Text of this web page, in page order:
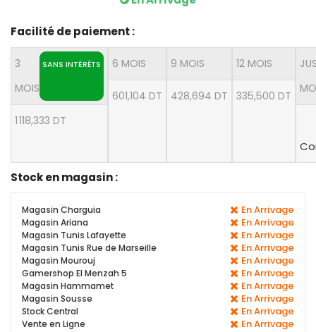
Facilité de paiement :
3
MOIS
SANS INTÉRÊTS
1 118,333 DT
6 MOIS
601,104 DT
9 MOIS
428,694 DT
12 MOIS
335,500 DT
Stock en magasin :
Magasin Charguia En Arrivage
Magasin Ariana En Arrivage
Magasin Tunis Lafayette En Arrivage
Magasin Tunis Rue de Marseille En Arrivage
Magasin Mourouj En Arrivage
Gamershop El Menzah 5 En Arrivage
Magasin Hammamet En Arrivage
Magasin Sousse En Arrivage
Stock Central En Arrivage
Vente en Ligne En Arrivage